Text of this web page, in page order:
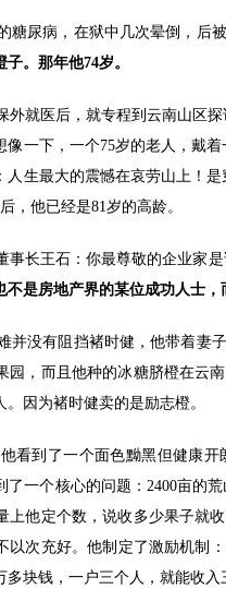
尿病，在狱中几次晕倒，后
。那年他74岁。
就医后，就专程到云南山区
像一下，一个75岁的老人，戴
人生最大的震憾在哀劳山上！
，他已经是81岁的高龄。
长王石：你最尊敬的企业家是
是房地产界的某位成功人士
没有阻挡褚时健，他带着妻
园，而且他种的冰糖脐橙在云
因为褚时健卖的是励志橙。
看到了一个面色黝黑但健康开
一个核心的问题：2400亩的
上他定个数，说收多少果子就
以次充好。他制定了激励机制
块钱，一户三个人，就能收入